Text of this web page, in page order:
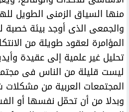
منها السياق الزمنى الطويل
والجمعى الذى أوجد بيئة خصبة
المؤامرة لعقود طويلة من
تحليل غير علمية إلى عقيدة
ليست قليلة من الناس فى
المجتمعات العربية من مشكلات
وبدلا من أن تحمّل نفسها أو